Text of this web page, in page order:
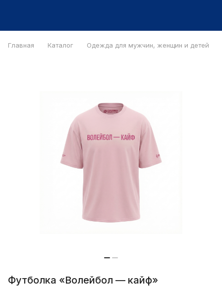
Главная Каталог Одежда для мужчин, женщин и детей
Футболка «Волейбол — кайф»